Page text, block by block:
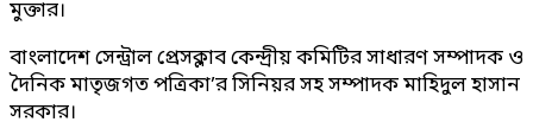
মুক্তার।
বাংলাদেশ সেন্ট্রাল প্রেসক্লাব কেন্দ্রীয় কমিটির সাধারণ সম্পাদক ও
দৈনিক মাতৃজগত পত্রিকা’র সিনিয়র সহ সম্পাদক মাহিদুল হাসান
সরকার।